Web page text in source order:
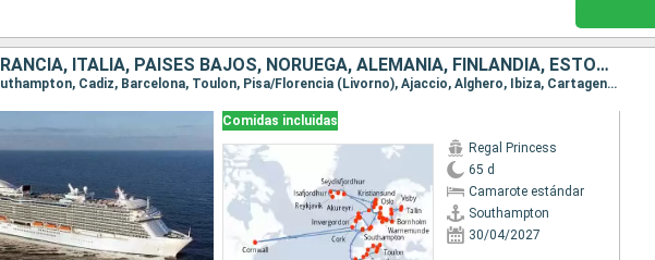
ESPAÑA, FRANCIA, ITALIA, PAISES BAJOS, NORUEGA, ALEMANIA, FINLANDIA, ESTONIA, SUECIA, POLONIA, DINAMARCA, ISLANDIA, REINO UNIDO, BÉLGICA, CANADÁ, IRLANDA
Itinerario : Southampton, Cadiz, Barcelona, Toulon, Pisa/Florencia (Livorno), Ajaccio, Alghero, Ibiza, Cartagena, Southampton, Brujas, Rotterdam, Oslo, Kristiansund, Skagen, Copenhague, Warnemunde, Bornholm, Gdansk, Visby, Tallin, Helsinki, Tallin, Estocolmo, Visby, Gdansk, Bornholm, Arhus, Copenhague, Skagen, Hardangerfjord, Skjolden, Olden, Seydisfjordhur, Akureyri, Isafjordhur, Reykjavik, Isafjordhur, Akureyri, Seydisfjordhur, Islas Orcadas, Invergordon, Edimbourg, Brujas, Southampton, Cornwall, Cork, Dun Laoghaire, Belfast, Greenock, Southampton
Comidas incluidas
Regal Princess
65 d
Camarote estándar
Southampton
30/04/2027